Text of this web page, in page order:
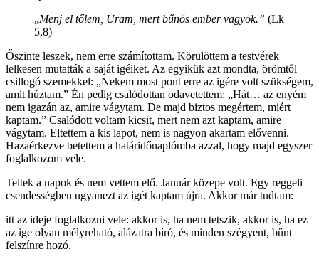
„Menj el tőlem, Uram, mert bűnös ember vagyok.” (Lk
5,8)
Őszinte leszek, nem erre számítottam. Körülöttem a testvérek
lelkesen mutatták a saját igéiket. Az egyikük azt mondta, örömtől
csillogó szemekkel: „Nekem most pont erre az igére volt szükségem,
amit húztam.” Én pedig csalódottan odavetettem: „Hát… az enyém
nem igazán az, amire vágytam. De majd biztos megértem, miért
kaptam.” Csalódott voltam kicsit, mert nem azt kaptam, amire
vágytam. Eltettem a kis lapot, nem is nagyon akartam elővenni.
Hazaérkezve betettem a határidőnaplómba azzal, hogy majd egyszer
foglalkozom vele.
Teltek a napok és nem vettem elő. Január közepe volt. Egy reggeli
csendességben ugyanezt az igét kaptam újra. Akkor már tudtam:
itt az ideje foglalkozni vele: akkor is, ha nem tetszik, akkor is, ha ez
az ige olyan mélyreható, alázatra bíró, és minden szégyent, bűnt
felszínre hozó.